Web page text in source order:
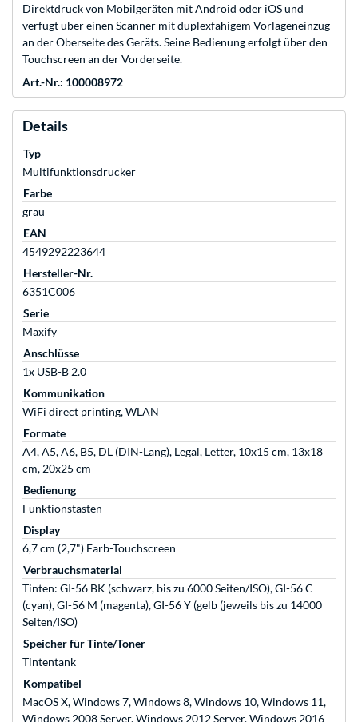
Direktdruck von Mobilgeräten mit Android oder iOS und
verfügt über einen Scanner mit duplexfähigem Vorlageneinzug
an der Oberseite des Geräts. Seine Bedienung erfolgt über den
Touchscreen an der Vorderseite.
Art.-Nr.: 100008972
Details
Typ
Multifunktionsdrucker
Farbe
grau
EAN
4549292223644
Hersteller-Nr.
6351C006
Serie
Maxify
Anschlüsse
1x USB-B 2.0
Kommunikation
WiFi direct printing, WLAN
Formate
A4, A5, A6, B5, DL (DIN-Lang), Legal, Letter, 10x15 cm, 13x18
cm, 20x25 cm
Bedienung
Funktionstasten
Display
6,7 cm (2,7") Farb-Touchscreen
Verbrauchsmaterial
Tinten: GI-56 BK (schwarz, bis zu 6000 Seiten/ISO), GI-56 C
(cyan), GI-56 M (magenta), GI-56 Y (gelb (jeweils bis zu 14000
Seiten/ISO)
Speicher für Tinte/Toner
Tintentank
Kompatibel
MacOS X, Windows 7, Windows 8, Windows 10, Windows 11,
Windows 2008 Server, Windows 2012 Server, Windows 2016